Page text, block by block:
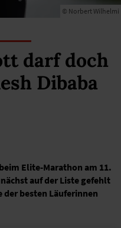
© Norbert Wilhelmi
darf doch
Dibaba
Elite-Marathon am 11.
auf der Liste gefehlt
der besten Läuferinnen